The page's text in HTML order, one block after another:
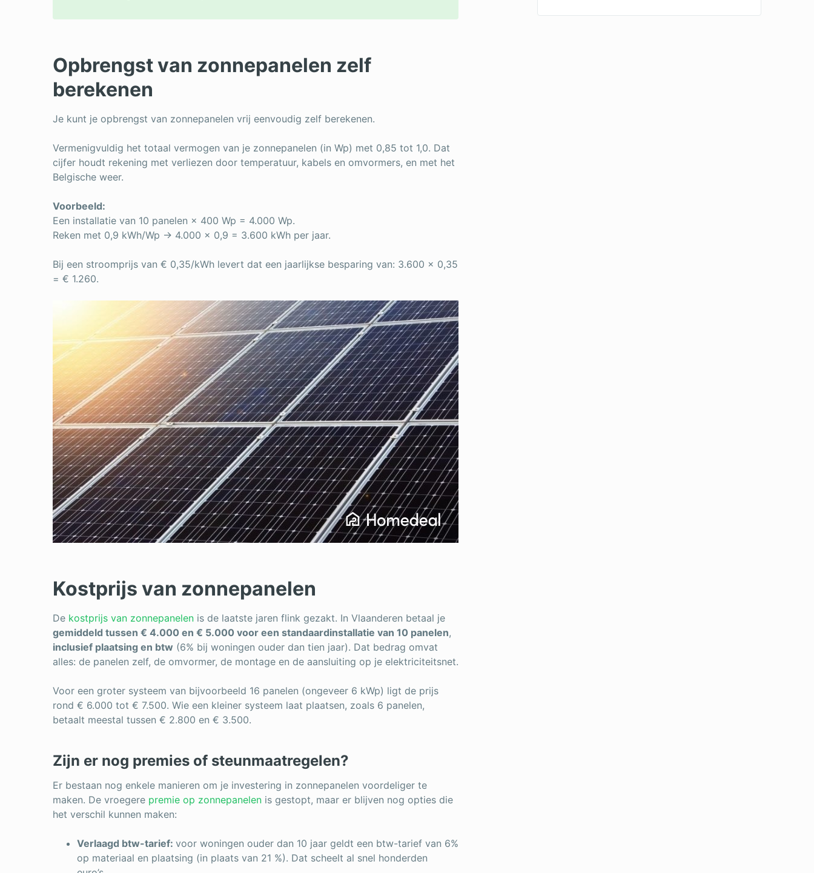
Opbrengst van zonnepanelen zelf
berekenen
Je kunt je opbrengst van zonnepanelen vrij eenvoudig zelf berekenen.
Vermenigvuldig het totaal vermogen van je zonnepanelen (in Wp) met 0,85 tot 1,0. Dat
cijfer houdt rekening met verliezen door temperatuur, kabels en omvormers, en met het
Belgische weer.
Voorbeeld:
Een installatie van 10 panelen × 400 Wp = 4.000 Wp.
Reken met 0,9 kWh/Wp → 4.000 × 0,9 = 3.600 kWh per jaar.
Bij een stroomprijs van € 0,35/kWh levert dat een jaarlijkse besparing van: 3.600 × 0,35
= € 1.260.
Kostprijs van zonnepanelen
De kostprijs van zonnepanelen is de laatste jaren flink gezakt. In Vlaanderen betaal je
gemiddeld tussen € 4.000 en € 5.000 voor een standaardinstallatie van 10 panelen,
inclusief plaatsing en btw (6% bij woningen ouder dan tien jaar). Dat bedrag omvat
alles: de panelen zelf, de omvormer, de montage en de aansluiting op je elektriciteitsnet.
Voor een groter systeem van bijvoorbeeld 16 panelen (ongeveer 6 kWp) ligt de prijs
rond € 6.000 tot € 7.500. Wie een kleiner systeem laat plaatsen, zoals 6 panelen,
betaalt meestal tussen € 2.800 en € 3.500.
Zijn er nog premies of steunmaatregelen?
Er bestaan nog enkele manieren om je investering in zonnepanelen voordeliger te
maken. De vroegere premie op zonnepanelen is gestopt, maar er blijven nog opties die
het verschil kunnen maken:
Verlaagd btw-tarief: voor woningen ouder dan 10 jaar geldt een btw-tarief van 6%
op materiaal en plaatsing (in plaats van 21 %). Dat scheelt al snel honderden